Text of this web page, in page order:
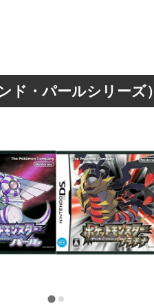
ド・パールシリーズ）